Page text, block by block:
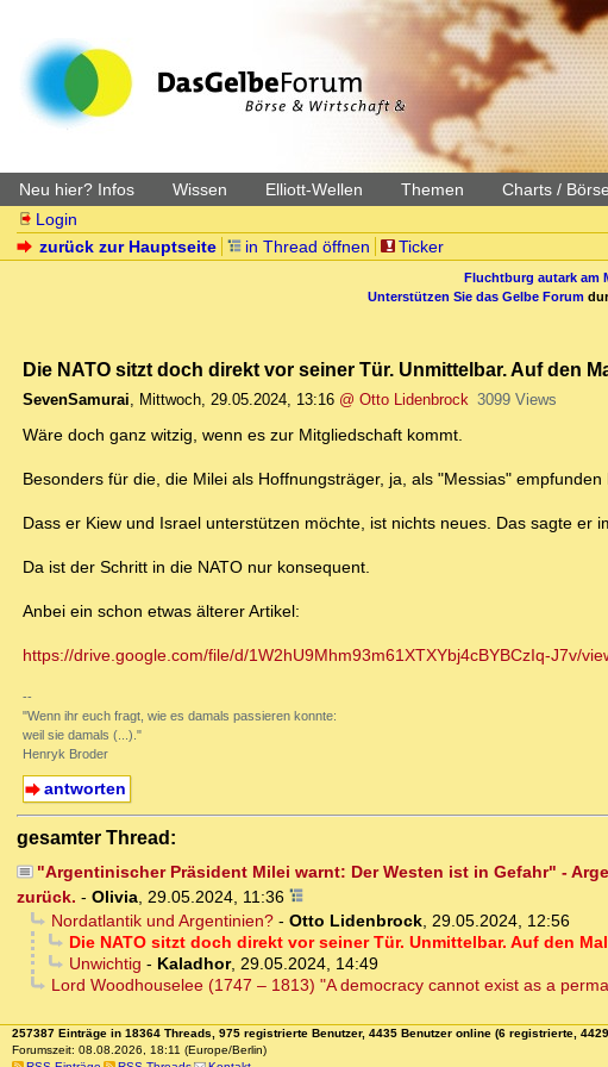
Neu hier? Infos Wissen Elliott-Wellen Themen Charts /
Login
zurück zur Hauptseite
in Thread öffnen Ticker
Fluchtburg autark am
Unterstützen Sie das Gelbe Forum
Die NATO sitzt doch direkt vor seiner Tür. Unmittelbar. Auf den
SevenSamurai, Mittwoch, 29.05.2024, 13:16 @ Otto Lidenbrock 3099 Views
Wäre doch ganz witzig, wenn es zur Mitgliedschaft kommt.
Besonders für die, die Milei als Hoffnungsträger, ja, als "Messias" empfunden
Dass er Kiew und Israel unterstützen möchte, ist nichts neues. Das sagte er
Da ist der Schritt in die NATO nur konsequent.
Anbei ein schon etwas älterer Artikel:
https://drive.google.com/file/d/1W2hU9Mhm93m61XTXYbj4cBYBCzIq-J7v/
--
"Wenn ihr euch fragt, wie es damals passieren konnte:
weil sie damals (...)."
Henryk Broder
antworten
gesamter Thread:
"Argentinischer Präsident Milei warnt: Der Westen ist in Gefahr" -
zurück. - Olivia, 29.05.2024, 11:36
Nordatlantik und Argentinien?- Otto Lidenbrock, 29.05.2024, 12:56
Die NATO sitzt doch direkt vor seiner Tür. Unmittelbar. Auf den
Unwichtig - Kaladhor, 29.05.2024, 14:49
Lord Woodhouselee (1747 – 1813) "A democracy cannot exist as a
257387 Einträge in 18364 Threads, 975 registrierte Benutzer, 4435 Benutzer online (6 registrierte,
Forumszeit: 08.08.2026, 18:11 (Europe/Berlin)